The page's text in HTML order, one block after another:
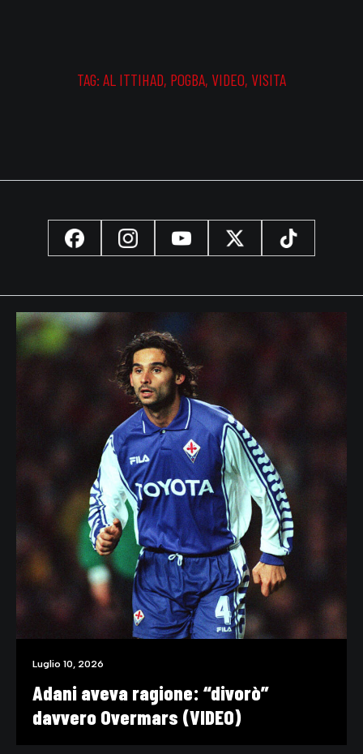
TAG: AL ITTIHAD, POGBA, VIDEO, VISITA
Luglio 10, 2026
Adani aveva ragione: “divorò”
davvero Overmars (VIDEO)